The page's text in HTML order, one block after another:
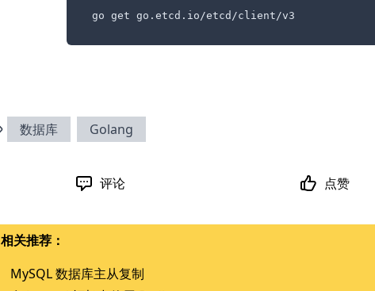
go get go.etcd.io/etcd/client/v3
数据库 Golang
评论 点赞
相关推荐：
MySQL 数据库主从复制